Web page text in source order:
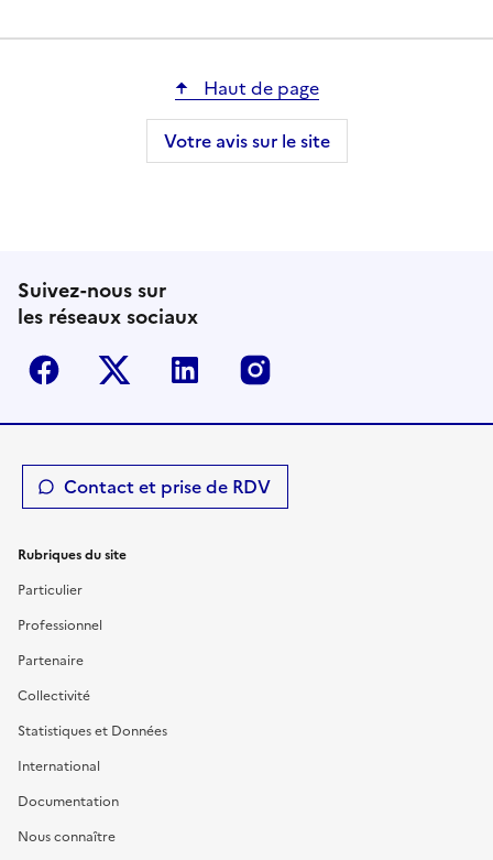
Haut de page
Votre avis sur le site
Suivez-nous sur
les réseaux sociaux
Facebook Twitter-X Linkedin
Contact et prise de RDV
Rubriques du site
Particulier
Professionnel
Partenaire
Collectivité
Statistiques et Données
International
Documentation
Nous connaître